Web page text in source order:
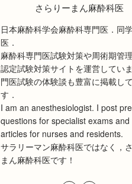
さらりーまん麻酔科医
日本麻酔科学会麻酔科専門医．同
医．
麻酔科専門医試験対策や周術期管
認定試験対策サイトを運営してい
門医試験の体験談も豊富に掲載し
す．
I am an anesthesiologist. I post
questions for specialist exams and
articles for nurses and residents.
サラリーマン麻酔科医ではなく，
まん麻酔科医です！